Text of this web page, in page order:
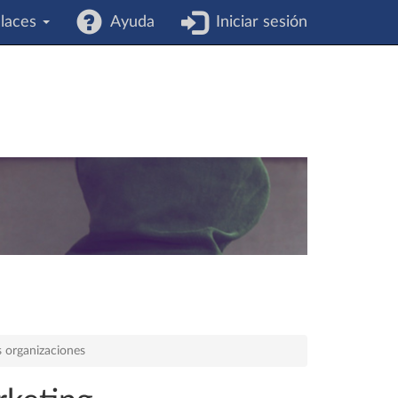
Ayuda Iniciar sesión
organizaciones